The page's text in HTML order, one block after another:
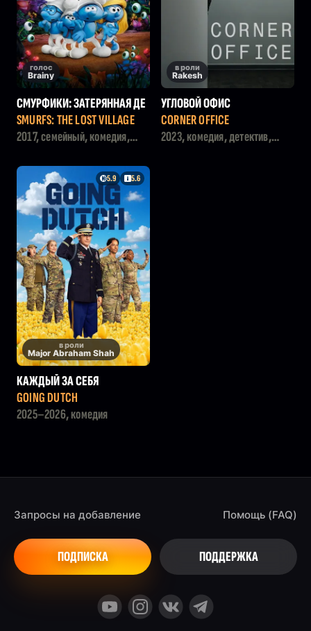
голос
Brainy
СМУРФИКИ: ЗАТЕРЯННАЯ ДЕ
РЕВНЯ
SMURFS: THE LOST VILLAGE
2017, семейный, комедия,
в роли
Rakesh
УГЛОВОЙ ОФИС
CORNER OFFICE
2023, комедия, детектив,
5.9 5.6
в роли
Major Abraham Shah
КАЖДЫЙ ЗА СЕБЯ
GOING DUTCH
2025–2026, комедия
Запросы на добавление
ПОДПИСКА
Помощь (FAQ)
ПОДДЕРЖКА